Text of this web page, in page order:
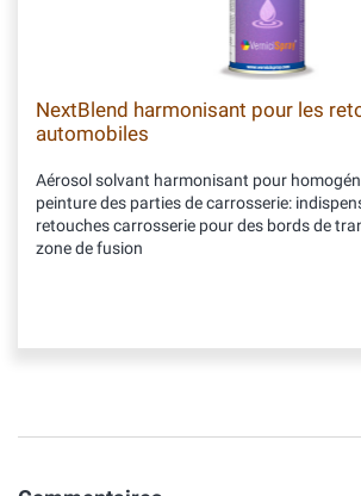
NextBlend harmonisant pour les
automobiles
Aérosol solvant harmonisant pour
peinture des parties de carrosserie:
retouches carrosserie pour des bords de
zone de fusion